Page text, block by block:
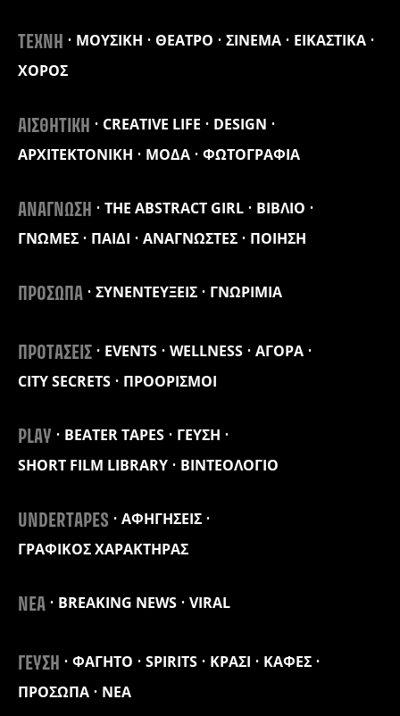
ΤΕΧΝΗ ΜΟΥΣΙΚΗ ΘΕΑΤΡΟ ΣΙΝΕΜΑ
ΕΙΚΑΣΤΙΚΑ
ΧΟΡΟΣ
ΑΙΣΘΗΤΙΚΗ CREATIVE LIFE
DESIGN
ΑΡΧΙΤΕΚΤΟΝΙΚΗ
ΜΟΔΑ ΦΩΤΟΓΡΑΦΙΑ
ΑΝΑΓΝΩΣΗ THE ABSTRACT GIRL
ΒΙΒΛΙΟ
ΓΝΩΜΕΣ
ΠΑΙΔΙ ΑΝΑΓΝΩΣΤΕΣ ΠΟΙΗΣΗ
ΠΡΟΣΩΠΑ ΣΥΝΕΝΤΕΥΞΕΙΣ ΓΝΩΡΙΜΙΑ
ΠΡΟΤΑΣΕΙΣ EVENTS WELLNESS
ΑΓΟΡΑ
CITY SECRETS
ΠΡΟΟΡΙΣΜΟΙ
PLAY BEATER TAPES
ΓΕΥΣΗ
SHORT FILM LIBRARY
ΒΙΝΤΕΟΛΟΓΙΟ
UNDERTAPES
ΑΦΗΓΗΣΕΙΣ
ΓΡΑΦΙΚΟΣ ΧΑΡΑΚΤΗΡΑΣ
ΝΕΑ BREAKING NEWS VIRAL
ΓΕΥΣΗ ΦΑΓΗΤΟ SPIRITS ΚΡΑΣΙ
ΚΑΦΕΣ
ΠΡΟΣΩΠΑ
ΝΕΑ